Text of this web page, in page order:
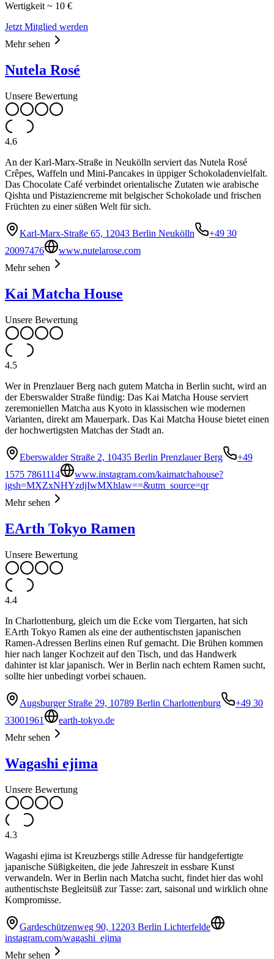
Wertigkeit ~ 10 €
Jetzt Mitglied werden
Mehr sehen
Nutela Rosé
Unsere Bewertung
4.6
An der Karl-Marx-Straße in Neukölln serviert das Nutela Rosé
Crêpes, Waffeln und Mini-Pancakes in üppiger Schokoladenvielfalt.
Das Chocolate Café verbindet orientalische Zutaten wie arabische
Qishta und Pistaziencreme mit belgischer Schokolade und frischen
Früchten zu einer süßen Welt für sich.
Karl-Marx-Straße 65, 12043 Berlin Neukölln
+49 30
20097476
www.nutelarose.com
Mehr sehen
Kai Matcha House
Unsere Bewertung
4.5
Wer in Prenzlauer Berg nach gutem Matcha in Berlin sucht, wird an
der Eberswalder Straße fündig: Das Kai Matcha House serviert
zeremoniellen Matcha aus Kyoto in klassischen wie modernen
Varianten, direkt am Mauerpark. Das Kai Matcha House bietet einen
der hochwertigsten Matchas der Stadt an.
Eberswalder Straße 2, 10435 Berlin Prenzlauer Berg
+49
1575 7861114
www.instagram.com/kaimatchahouse?
igsh=MXZxNHYzdjIwMXhlaw==&utm_source=qr
Mehr sehen
EArth Tokyo Ramen
Unsere Bewertung
4.4
In Charlottenburg, gleich um die Ecke vom Tiergarten, hat sich
EArth Tokyo Ramen als eine der authentischsten japanischen
Ramen-Adressen Berlins einen Ruf gemacht. Die Brühen kommen
hier nach langer Kochzeit auf den Tisch, und das Handwerk
dahinter ist klar japanisch. Wer in Berlin nach echtem Ramen sucht,
sollte hier unbedingt vorbei schauen.
Augsburger Straße 29, 10789 Berlin Charlottenburg
+49 30
33001961
earth-tokyo.de
Mehr sehen
Wagashi ejima
Unsere Bewertung
4.3
Wagashi ejima ist Kreuzbergs stille Adresse für handgefertigte
japanische Süßigkeiten, die jede Jahreszeit in essbare Kunst
verwandeln. Wer in Berlin nach Matcha sucht, findet hier das wohl
authentischste Begleitsüß zur Tasse: zart, saisonal und wirklich ohne
Kompromisse.
Gardeschützenweg 90, 12203 Berlin Lichterfelde
instagram.com/wagashi_ejima
Mehr sehen